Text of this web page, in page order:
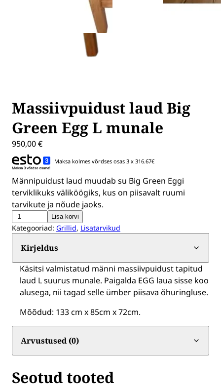
Massiivpuidust laud Big
Green Egg L munale
950,00€
Maksa kolmes võrdses osas 3 x 316.67€
Männipuidust laud muudab su Big Green Eggi
terviklikuks väliköögiks, kus on piisavalt ruumi
tarvikute ja nõude jaoks.
Massiivpuidust
laud
Big
Egg
kogus
Lisa korvi
Kategooriad: Grillid, Lisatarvikud
Kirjeldus
Käsitsi valmistatud männi massiivpuidust tapitud
laud L suurus munale. Paigalda EGG laua sisse koos
alusega, nii tagad selle ümber piisava õhuringluse.
Mõõdud: 133 cm x 85cm x 72cm.
Arvustused (0)
Seotud tooted